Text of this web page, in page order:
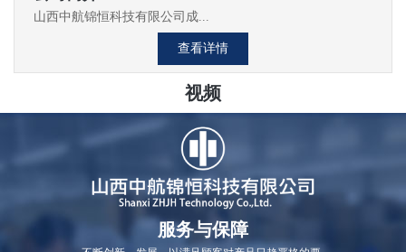
山西中航锦恒科技有限公司成...
查看详情
视频
服务与保障